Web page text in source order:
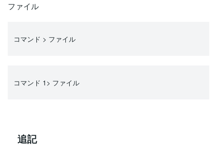
ファイル
コマンド > ファイル
コマンド 1> ファイル
追記